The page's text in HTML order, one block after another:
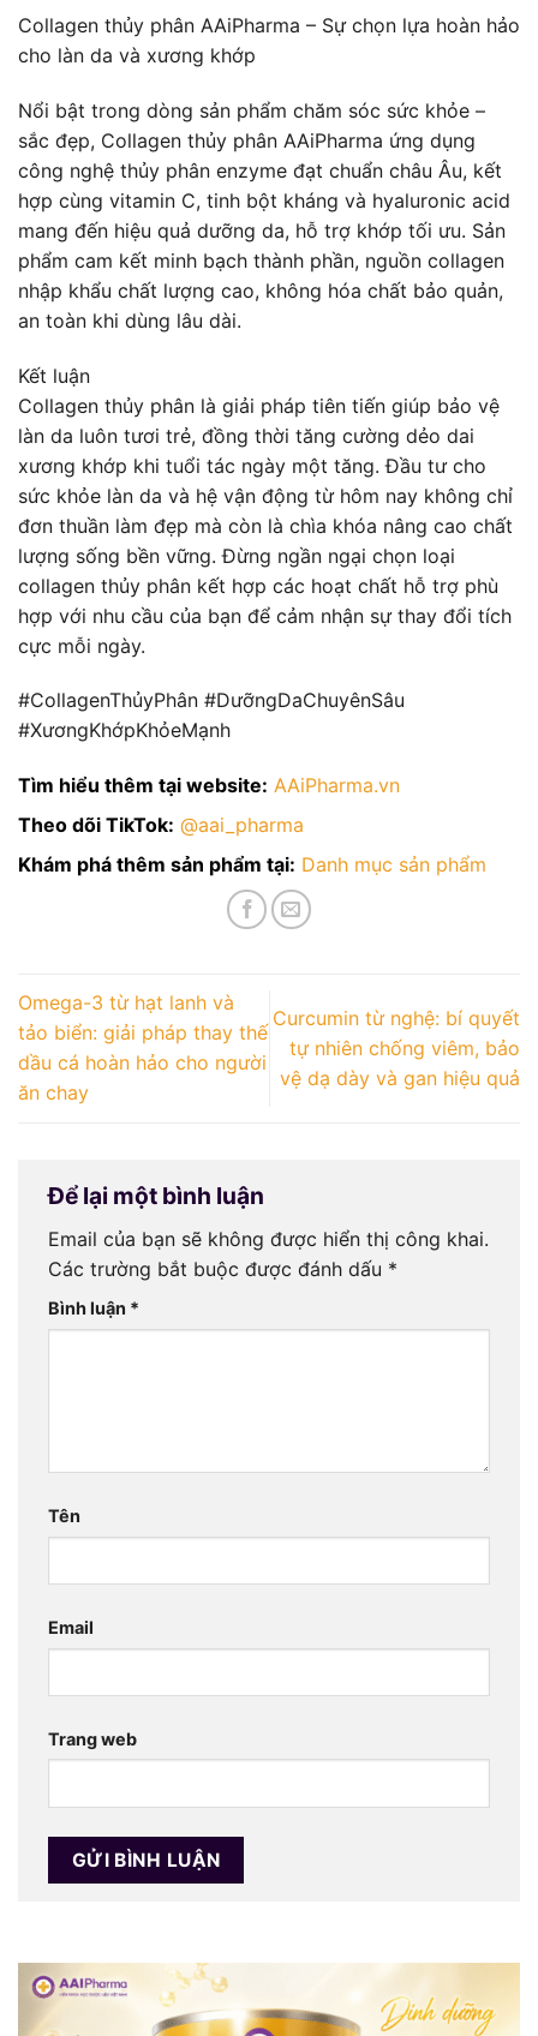
Collagen thủy phân AAiPharma – Sự chọn lựa hoàn hảo
cho làn da và xương khớp
Nổi bật trong dòng sản phẩm chăm sóc sức khỏe –
sắc đẹp, Collagen thủy phân AAiPharma ứng dụng
công nghệ thủy phân enzyme đạt chuẩn châu Âu, kết
hợp cùng vitamin C, tinh bột kháng và hyaluronic acid
mang đến hiệu quả dưỡng da, hỗ trợ khớp tối ưu. Sản
phẩm cam kết minh bạch thành phần, nguồn collagen
nhập khẩu chất lượng cao, không hóa chất bảo quản,
an toàn khi dùng lâu dài.
Kết luận
Collagen thủy phân là giải pháp tiên tiến giúp bảo vệ
làn da luôn tươi trẻ, đồng thời tăng cường dẻo dai
xương khớp khi tuổi tác ngày một tăng. Đầu tư cho
sức khỏe làn da và hệ vận động từ hôm nay không chỉ
đơn thuần làm đẹp mà còn là chìa khóa nâng cao chất
lượng sống bền vững. Đừng ngần ngại chọn loại
collagen thủy phân kết hợp các hoạt chất hỗ trợ phù
hợp với nhu cầu của bạn để cảm nhận sự thay đổi tích
cực mỗi ngày.
#CollagenThủyPhân #DưỡngDaChuyênSâu
#XươngKhớpKhỏeMạnh
Tìm hiểu thêm tại website: AAiPharma.vn
Theo dõi TikTok: @aai_pharma
Khám phá thêm sản phẩm tại: Danh mục sản phẩm
Omega-3 từ hạt lanh và
tảo biển: giải pháp thay thế
dầu cá hoàn hảo cho người
ăn chay
Curcumin từ nghệ: bí quyết
tự nhiên chống viêm, bảo
vệ dạ dày và gan hiệu quả
Để lại một bình luận
Email của bạn sẽ không được hiển thị công khai.
Các trường bắt buộc được đánh dấu *
Bình luận *
Tên
Email
Trang web